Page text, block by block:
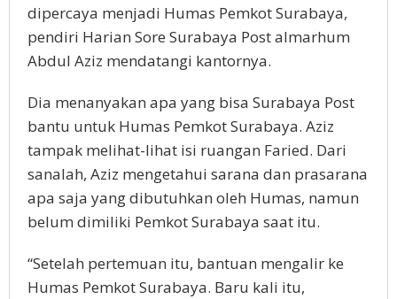
dipercaya menjadi Humas Pemkot Surabaya,
pendiri Harian Sore Surabaya Post almarhum
Abdul Aziz mendatangi kantornya.
Dia menanyakan apa yang bisa Surabaya Post
bantu untuk Humas Pemkot Surabaya. Aziz
tampak melihat-lihat isi ruangan Faried. Dari
sanalah, Aziz mengetahui sarana dan prasarana
apa saja yang dibutuhkan oleh Humas, namun
belum dimiliki Pemkot Surabaya saat itu.
“Setelah pertemuan itu, bantuan mengalir ke
Humas Pemkot Surabaya. Baru kali itu,